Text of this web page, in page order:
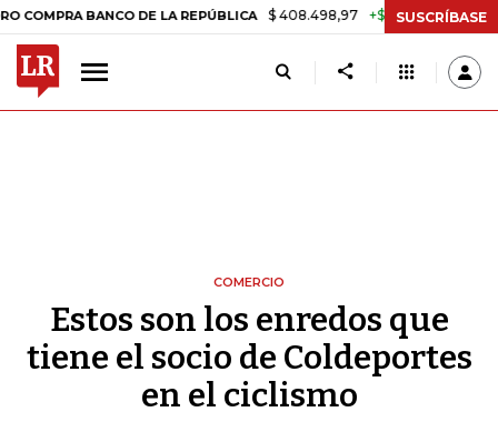
DE LA REPÚBLICA $ 408.498,97 +$ 8.753,81 +2,19% TASA
SUSCRÍBASE
COMERCIO
Estos son los enredos que
tiene el socio de Coldeportes
en el ciclismo